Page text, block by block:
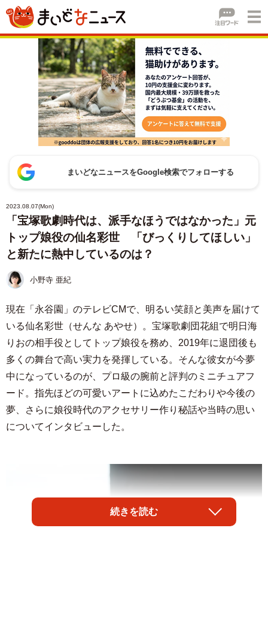
まいどなニュースをGoogle検索でフォローする
2023.08.07(Mon)
「宝塚歌劇時代は、派手なほうではなかった」元
トップ娘役の仙名彩世 「びっくりしてほしい」
と新たに熱中しているのは？
小野寺 亜紀
現在「永谷園」のテレビCMで、明るい笑顔と美声を届けて
いる仙名彩世（せんな あやせ）。宝塚歌劇団花組で明日海
りおの相手役としてトップ娘役を務め、2019年に退団後も
多くの舞台で高い実力を発揮している。そんな彼女が今夢
中になっているのが、プロ級の腕前と評判のミニチュアフ
ード。指先ほどの可愛いアートに込めたこだわりや今後の
夢、さらに娘役時代のアクセサリー作り秘話や当時の思い
についてインタビューした。
続きを読む